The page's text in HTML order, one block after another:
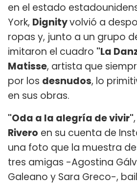
en el estado
York, Dignityvolvió a
ropas y, junto a un grupo
imitaron el cuadro "La
Matisse, artista que
por los desnudos, lo
en sus obras.
"Oda a la alegría de vivir"
Rivero en su cuenta de
una foto que la muestra
tres amigas -Agostina
Galeano y Sara Greco-,